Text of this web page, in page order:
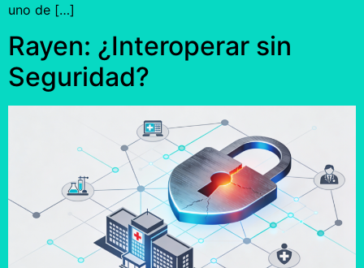
uno de […]
Rayen: ¿Interoperar sin
Seguridad?